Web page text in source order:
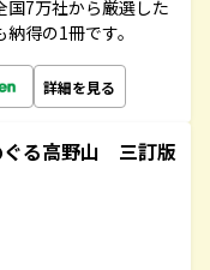
国7万社から厳選した
得の1冊です。
詳細を見る
る高野山 三訂版